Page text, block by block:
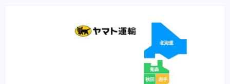
イティ iti（猫）
（魚）水草ＯＫ